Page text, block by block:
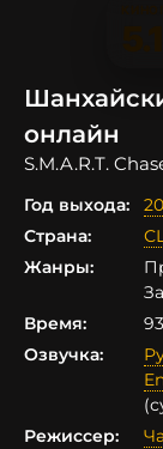
онлайн
S.M.A.R.T.
Год выхода:
Страна:
Жанры:
Время:
Озвучка:
Режиссер: